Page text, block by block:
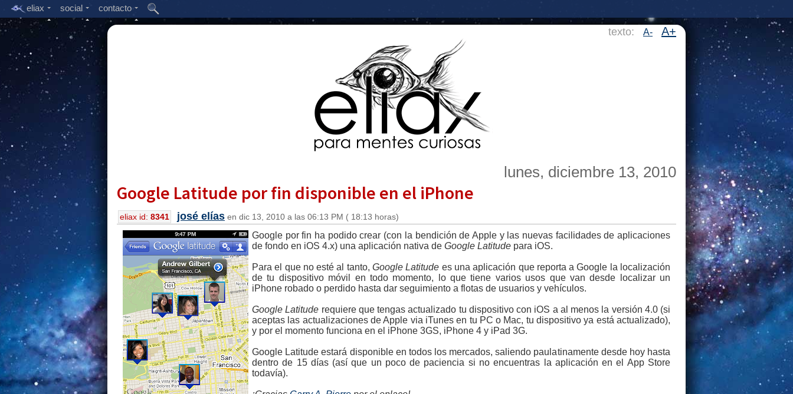
eliax social contacto
texto: A- A+
lunes, diciembre 13, 2010
Google Latitude por fin disponible en el iPhone
eliax id: 8341 josé elías en dic 13, 2010 a las 06:13 PM ( 18:13 horas)
Google por fin ha podido crear (con la bendición de Apple y las nuevas facilidades de aplicaciones
de fondo en iOS 4.x) una aplicación nativa de Google Latitude para iOS.
Para el que no esté al tanto,Google Latitude es una aplicación que reporta a Google la localización
de tu dispositivo móvil en todo momento, lo que tiene varios usos que van desde localizar un
iPhone robado o perdido hasta dar seguimiento a flotas de usuarios y vehículos.
Google Latitude requiere que tengas actualizado tu dispositivo con iOS a al menos la versión 4.0 (si
aceptas las actualizaciones de Apple via iTunes en tu PC o Mac, tu dispositivo ya está actualizado),
y por el momento funciona en el iPhone 3GS, iPhone 4 y iPad 3G.
Google Latitude estará disponible en todos los mercados, saliendo paulatinamente desde hoy hasta
dentro de 15 días (así que un poco de paciencia si no encuentras la aplicación en el App Store
todavía).